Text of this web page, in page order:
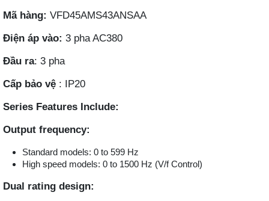
Mã hàng: VFD45AMS43ANSAA
Điện áp vào: 3 pha AC380
Đầu ra: 3 pha
Cấp bảo vệ : IP20
Series Features Include:
Output frequency:
Standard models: 0 to 599 Hz
High speed models: 0 to 1500 Hz (V/f Control)
Dual rating design: